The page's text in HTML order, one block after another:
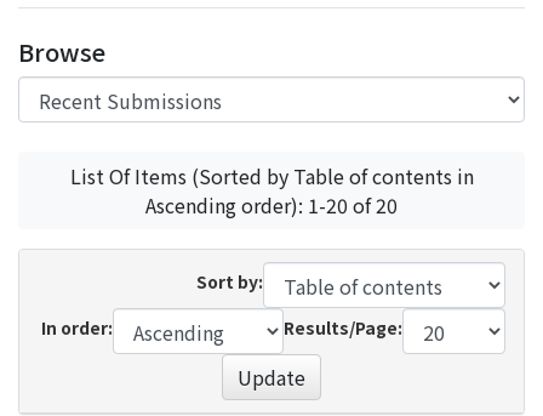
Browse
List Of Items (Sorted by Table of contents in
Ascending order): 1-20 of 20
Sort by:
In order:
Results/Page:
Update